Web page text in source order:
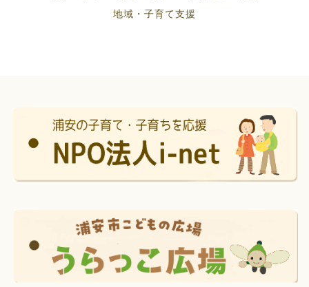
地域・子育て支援